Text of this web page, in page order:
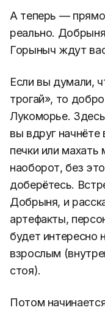
А теперь — прямо
реально.
Горыныч ждут
Если вы думали,
трогай», то
Лукоморье. Здесь
вы вдруг начнёте
печки или
наоборот, без
доберётесь.
Добрыня, и
артефакты,
будет интересно
взрослым
стоя).
Потом